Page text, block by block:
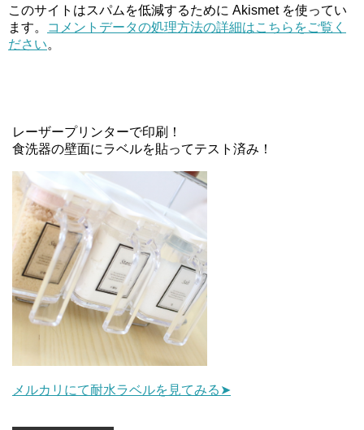
このサイトはスパムを低減するために Akismet を使ってい
ます。
コメントデータの処理方法の詳細はこちらをご覧く
ださい。
レーザープリンターで印刷！
食洗器の壁面にラベルを貼ってテスト済み！
メルカリにて耐水ラベルを見てみる➤